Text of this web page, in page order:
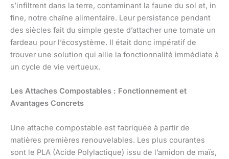
s’infiltrent dans la terre, contaminant la faune du sol et, in
fine, notre chaîne alimentaire. Leur persistance pendant
des siècles fait du simple geste d’attacher une tomate un
fardeau pour l’écosystème. Il était donc impératif de
trouver une solution qui allie la fonctionnalité immédiate à
un cycle de vie vertueux.
Les Attaches Compostables : Fonctionnement et
Avantages Concrets
Une attache compostable est fabriquée à partir de
matières premières renouvelables. Les plus courantes
sont le PLA (Acide Polylactique) issu de l’amidon de maïs,